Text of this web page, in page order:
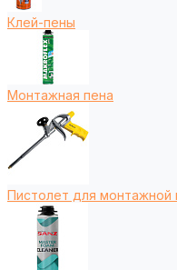
Клей-пены
Монтажная пена
Пистолет для монтажной